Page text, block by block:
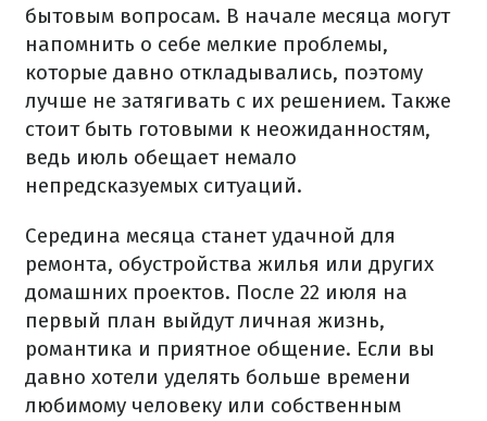
бытовым вопросам. В начале месяца могут
напомнить о себе мелкие проблемы,
которые давно откладывались, поэтому
лучше не затягивать с их решением. Также
стоит быть готовыми к неожиданностям,
ведь июль обещает немало
непредсказуемых ситуаций.
Середина месяца станет удачной для
ремонта, обустройства жилья или других
домашних проектов. После 22 июля на
первый план выйдут личная жизнь,
романтика и приятное общение. Если вы
давно хотели уделять больше времени
любимому человеку или собственным